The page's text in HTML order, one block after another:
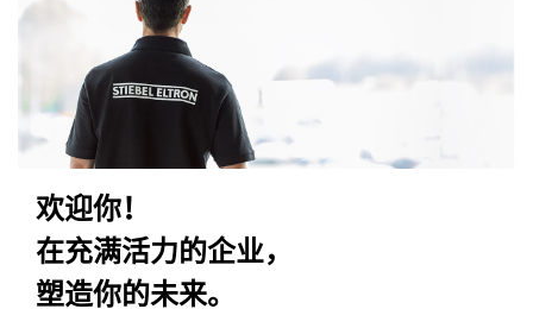
欢迎你！
在充满活力的企业，
塑造你的未来。